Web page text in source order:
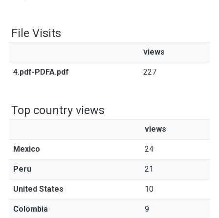
File Visits
views
4.pdf-PDFA.pdf 227
Top country views
views
Mexico 24
Peru 21
United States 10
Colombia 9